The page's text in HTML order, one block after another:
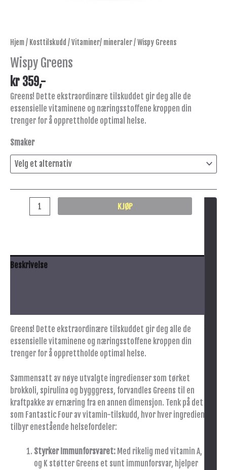
Hjem/ Kosttilskudd /Vitaminer/ mineraler/ Wispy Greens
Wispy Greens
kr 359,-
Greens! Dette ekstraordinære tilskuddet gir deg alle de
essensielle vitaminene og næringsstoffene kroppen din
trenger for å opprettholde optimal helse.
Smaker
KJØP
Beskrivelse
Greens! Dette ekstraordinære tilskuddet gir deg alle de
essensielle vitaminene og næringsstoffene kroppen din
trenger for å opprettholde optimal helse.
Sammensatt av nøye utvalgte ingredienser som tørket
brokkoli, spirulina og bygggress, forvandles Greens til en
kraftpakke av ernæring fra en annen dimensjon. Tenk på det
som Fantastic Four av vitamin-tilskudd, hvor hver ingrediens
tilbyr enestående helsefordeler:
Styrker Immunforsvaret:Med rikelig med vitamin A, C
og K støtter Greens et sunt immunforsvar, hjelper